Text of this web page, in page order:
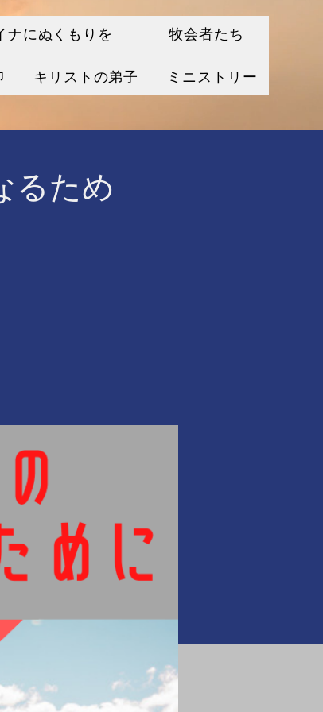
ナにぬくもりを 牧会者たち
キリストの弟子 ミニストリー
ため